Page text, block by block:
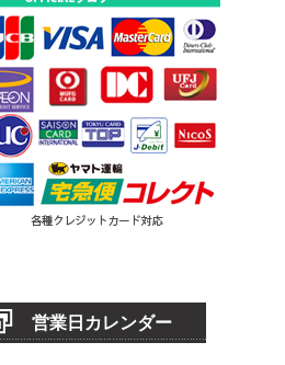
営業日カレンダー